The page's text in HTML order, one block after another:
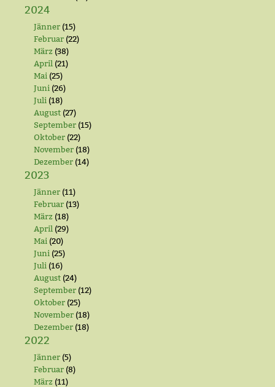
2024
Jänner (15)
Februar (22)
März (38)
April (21)
Mai (25)
Juni (26)
Juli (18)
August (27)
September (15)
Oktober (22)
November (18)
Dezember (14)
2023
Jänner (11)
Februar (13)
März (18)
April (29)
Mai (20)
Juni (25)
Juli (16)
August (24)
September (12)
Oktober (25)
November (18)
Dezember (18)
2022
Jänner (5)
Februar (8)
März (11)